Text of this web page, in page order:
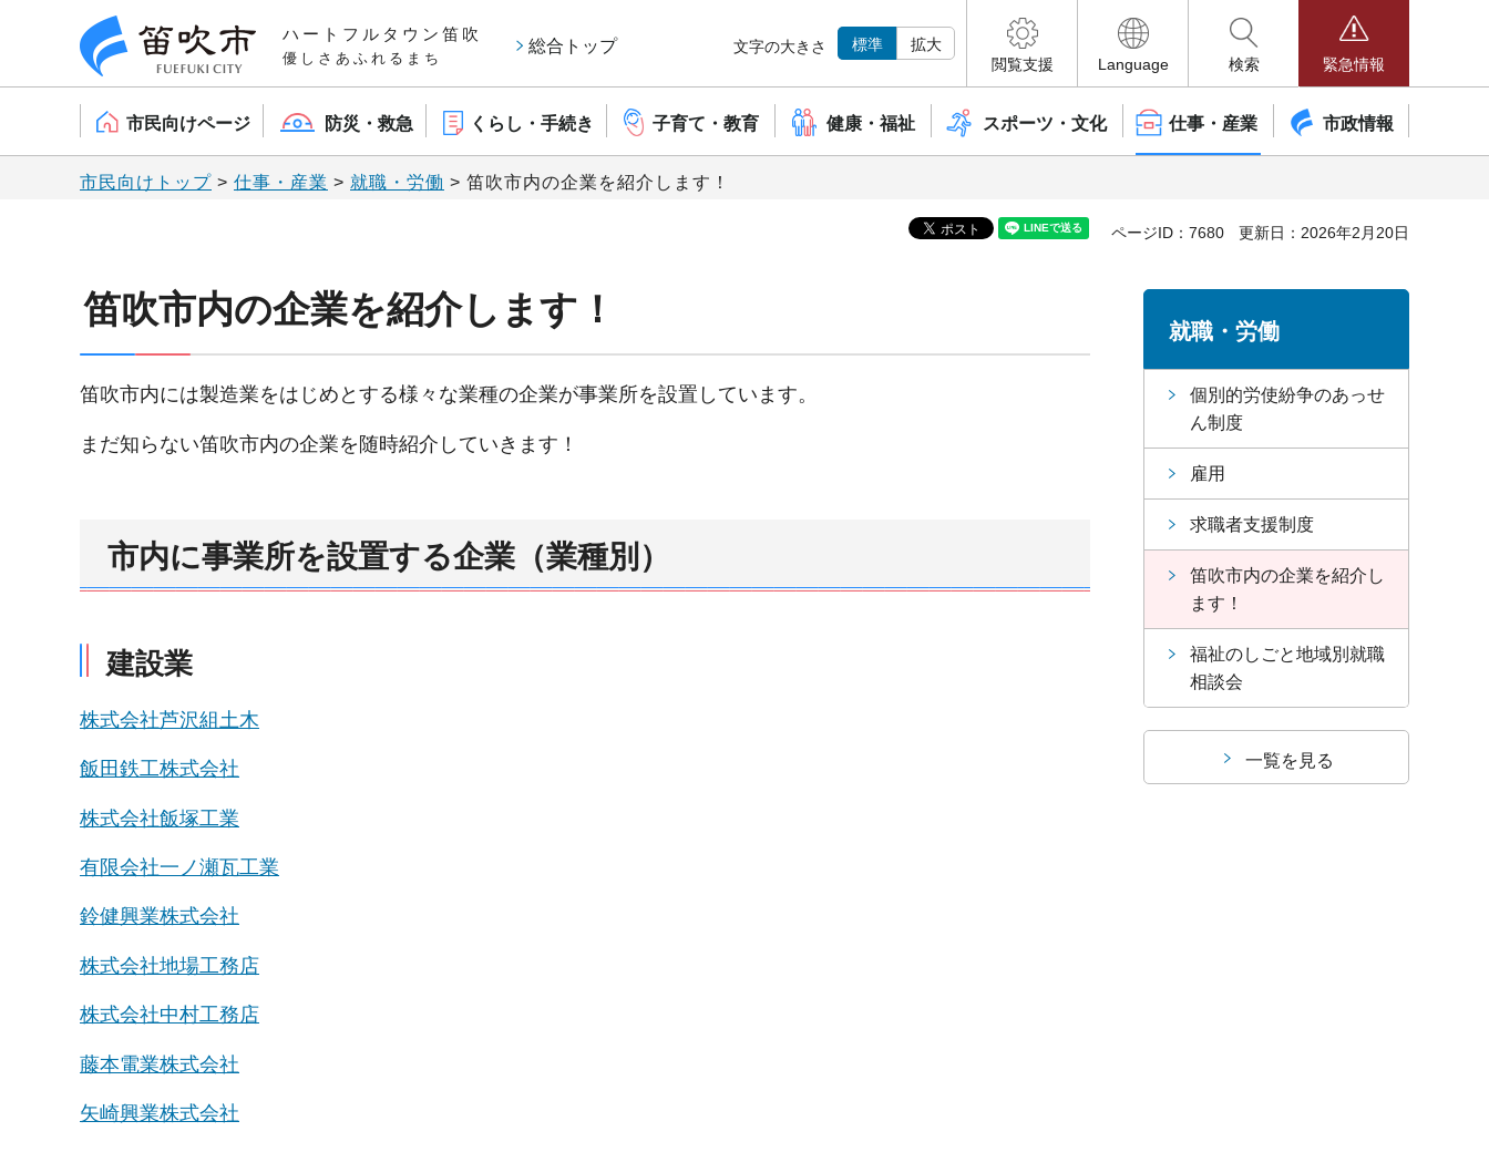
笛吹市 ハートフルタウン笛吹
優しさあふれるまち
総合トップ 文字の大きさ 標準
拡大
閲覧支援
Language 検索 緊急情報
市民向けページ 防災・救急 くらし・手続き 子育て・教育 健康・福祉 スポーツ・文化 仕事・産業 市政情報
市民向けトップ > 仕事・産業 > 就職・労働 > 笛吹市内の企業を紹介します！
ページID：7680 更新日：2026年2月20日
笛吹市内の企業を紹介します！
笛吹市内には製造業をはじめとする様々な業種の企業が事業所を設置しています。
まだ知らない笛吹市内の企業を随時紹介していきます！
市内に事業所を設置する企業（業種別）
建設業
株式会社芦沢組土木
飯田鉄工株式会社
株式会社飯塚工業
有限会社一ノ瀬瓦工業
鈴健興業株式会社
株式会社地場工務店
株式会社中村工務店
藤本電業株式会社
矢崎興業株式会社
就職・労働
個別的労使紛争のあっせ
ん制度
雇用
求職者支援制度
笛吹市内の企業を紹介し
ます！
福祉のしごと地域別就職
相談会
一覧を見る